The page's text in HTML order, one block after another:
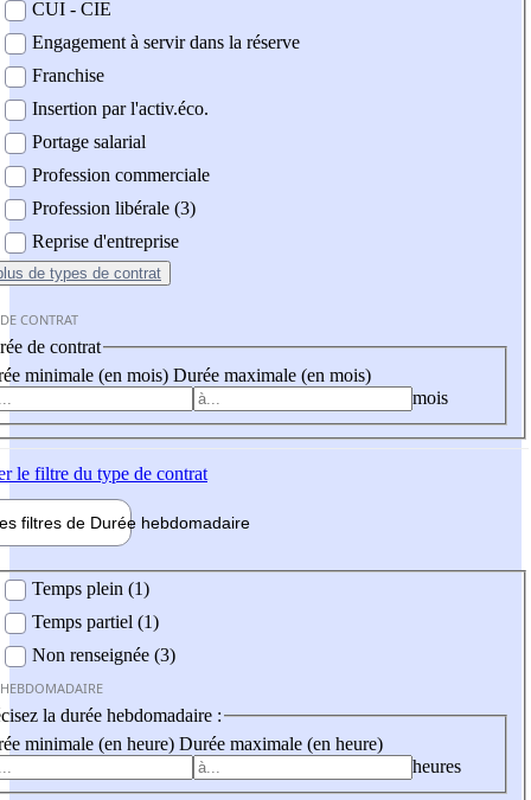
CUI - CIE
Engagement à servir dans la réserve
Franchise
Insertion par l'activ.éco.
Portage salarial
Profession commerciale
Profession libérale (3)
Reprise d'entreprise
de types de contrat
CONTRAT
de contrat
minimale (en mois) Durée maximale (en mois)
mois
le filtre du type de contrat
filtres de Durée hebdomadaire
Temps plein (1)
Temps partiel (1)
Non renseignée (3)
la durée hebdomadaire :
minimale (en heure) Durée maximale (en heure)
heures